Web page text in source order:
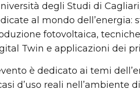
degli Studi di
al mondo dell’energia:
fotovoltaica,
Twin e applicazioni dei
è dedicato ai temi
d’uso reali nell’ambiente